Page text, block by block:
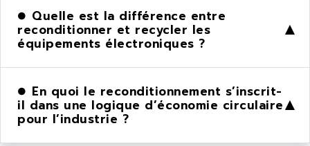
Quelle est la différence entre
reconditionner et recycler les
équipements électroniques ?
▶
En quoi le reconditionnement s’inscrit-
il dans une logique d’économie circulaire
pour l’industrie ?
▶